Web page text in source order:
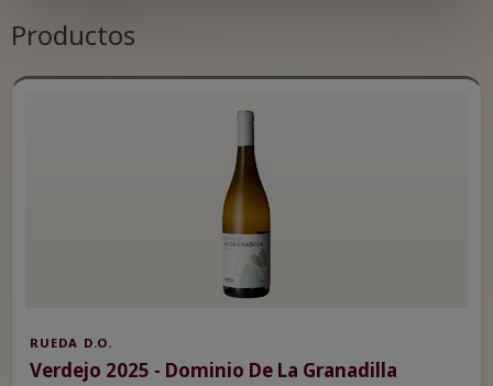
Productos
RUEDA D.O.
Verdejo 2025 - Dominio De La Granadilla